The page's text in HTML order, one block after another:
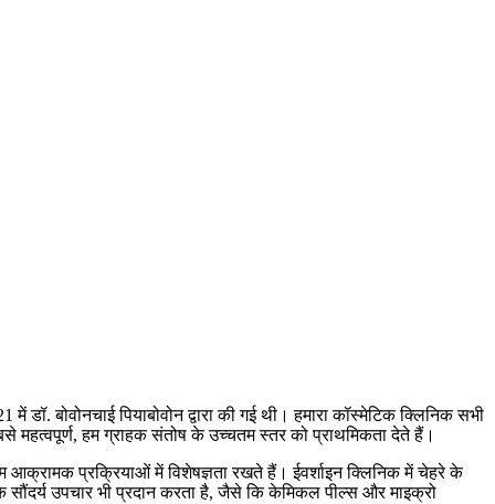
बोवोनचाई पियाबोवोन द्वारा की गई थी। हमारा कॉस्मेटिक क्लिनिक सभी
महत्वपूर्ण, हम ग्राहक संतोष के उच्चतम स्तर को प्राथमिकता देते हैं।
आक्रामक प्रक्रियाओं में विशेषज्ञता रखते हैं। ईवर्शाइन क्लिनिक में चेहरे के
उपचार भी प्रदान करता है, जैसे कि केमिकल पील्स और माइक्रो